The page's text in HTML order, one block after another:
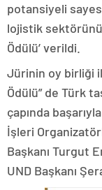
potansiyeli
lojistik
Ödülü’ verildi.
Jürinin oy birliği
Ödülü” de Türk
çapında
İşleri
Başkanı Turgut
UND Başkanı